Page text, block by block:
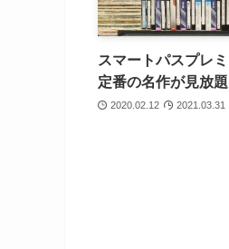
スマートパスプレ
定番の名作が見放題
2020.02.12 2021.03.31